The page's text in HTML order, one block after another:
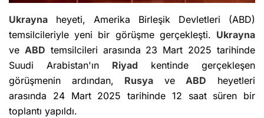
Ukrayna heyeti, Amerika Birleşik Devletleri (ABD)
temsilcileriyle yeni bir görüşme gerçekleşti. Ukrayna
ve ABD temsilcileri arasında 23 Mart 2025 tarihinde
Suudi Arabistan'ın Riyad kentinde gerçekleşen
görüşmenin ardından, Rusya veABD heyetleri
arasında 24 Mart 2025 tarihinde 12 saat süren bir
toplantı yapıldı.